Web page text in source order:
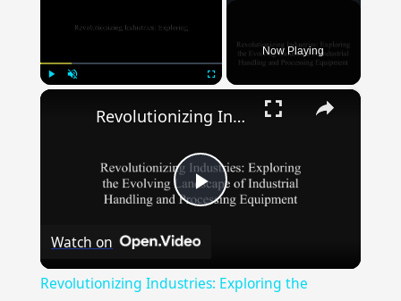
Now Playing
×
Play
Revolutionizing Industries: Exploring the Evolving Landscape of Industrial Handling & Processing Equipment
Watch on
Revolutionizing Industries: Exploring the